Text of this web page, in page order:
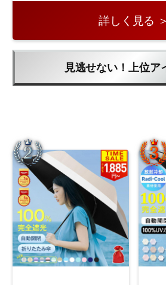
詳しく見る ＞
見逃せない！上位ア